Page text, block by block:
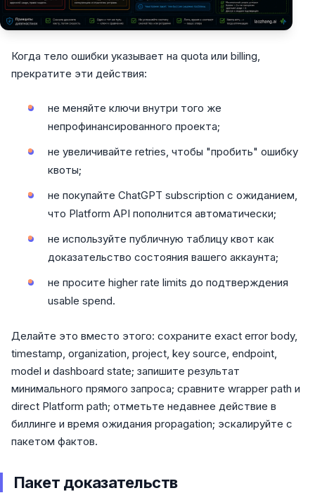
Когда тело ошибки указывает на quota или billing,
прекратите эти действия:
не меняйте ключи внутри того же
непрофинансированного проекта;
не увеличивайте retries, чтобы "пробить" ошибку
квоты;
не покупайте ChatGPT subscription с ожиданием,
что Platform API пополнится автоматически;
не используйте публичную таблицу квот как
доказательство состояния вашего аккаунта;
не просите higher rate limits до подтверждения
usable spend.
Делайте это вместо этого: сохраните exact error body,
timestamp, organization, project, key source, endpoint,
model и dashboard state; запишите результат
минимального прямого запроса; сравните wrapper path и
direct Platform path; отметьте недавнее действие в
биллинге и время ожидания propagation; эскалируйте с
пакетом фактов.
Пакет доказательств